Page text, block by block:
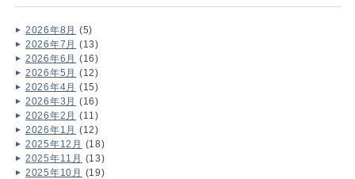
2026年8月 (5)
2026年7月 (13)
2026年6月 (16)
2026年5月 (12)
2026年4月 (15)
2026年3月 (16)
2026年2月 (11)
2026年1月 (12)
2025年12月 (18)
2025年11月 (13)
2025年10月 (19)